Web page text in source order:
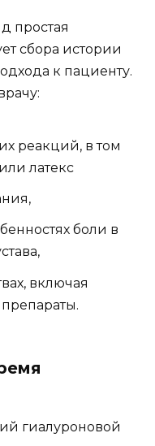
простая
сбора истории
к пациенту.
реакций, в том
латекс
боли в
включая
гиалуроновой